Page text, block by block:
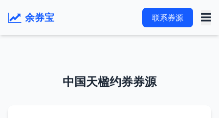
余券宝 联系券源
中国天楹约券券源